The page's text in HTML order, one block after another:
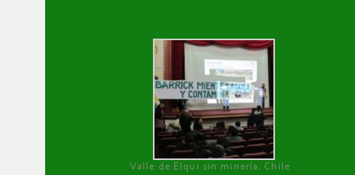
Valle de Elqui sin minería. Chile